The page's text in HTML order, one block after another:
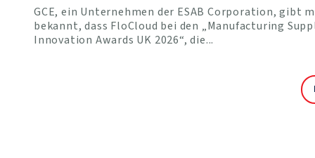
GCE, ein Unternehmen der ESAB Corporation, gibt
bekannt, dass FloCloud bei den „Manufacturing
Innovation Awards UK 2026“, die...